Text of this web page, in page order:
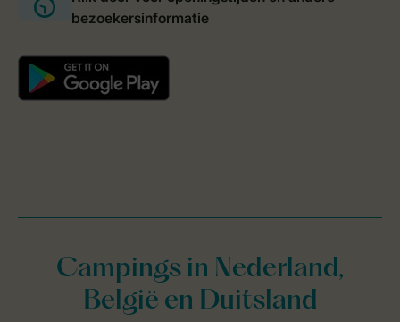
Campings in Nederland,
België en Duitsland